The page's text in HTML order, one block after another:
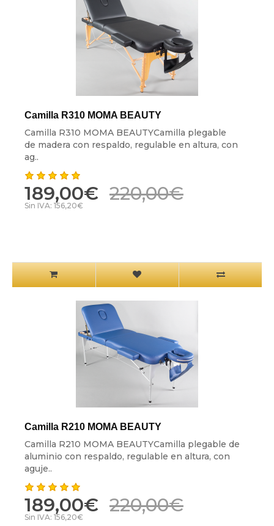
Camilla R310 MOMA BEAUTY
Camilla R310 MOMA BEAUTYCamilla plegable
de madera con respaldo, regulable en altura, con
ag..
189,00€ 220,00€
Sin IVA: 156,20€
Camilla R210 MOMA BEAUTY
Camilla R210 MOMA BEAUTYCamilla plegable de
aluminio con respaldo, regulable en altura, con
aguje..
189,00€ 220,00€
Sin IVA: 156,20€